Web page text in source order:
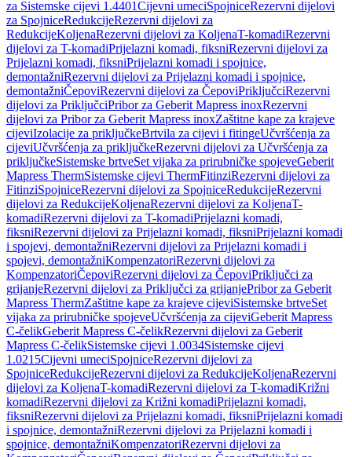
za Sistemske cijevi 1.4401Cijevni umeciSpojniceRezervni dijelovi
za SpojniceRedukcijeRezervni dijelovi za
RedukcijeKoljenaRezervni dijelovi za KoljenaT-komadiRezervni
dijelovi za T-komadiPrijelazni komadi, fiksniRezervni dijelovi za
Prijelazni komadi, fiksniPrijelazni komadi i spojnice,
demontažniRezervni dijelovi za Prijelazni komadi i spojnice,
demontažniČepoviRezervni dijelovi za ČepoviPriključciRezervni
dijelovi za PriključciPribor za Geberit Mapress inoxRezervni
dijelovi za Pribor za Geberit Mapress inoxZaštitne kape za krajeve
cijeviIzolacije za priključkeBrtvila za cijevi i fitingeUčvršćenja za
cijeviUčvršćenja za priključkeRezervni dijelovi za Učvršćenja za
priključkeSistemske brtveSet vijaka za prirubničke spojeveGeberit
Mapress ThermSistemske cijevi ThermFitinziRezervni dijelovi za
FitinziSpojniceRezervni dijelovi za SpojniceRedukcijeRezervni
dijelovi za RedukcijeKoljenaRezervni dijelovi za KoljenaT-
komadiRezervni dijelovi za T-komadiPrijelazni komadi,
fiksniRezervni dijelovi za Prijelazni komadi, fiksniPrijelazni komadi
i spojevi, demontažniRezervni dijelovi za Prijelazni komadi i
spojevi, demontažniKompenzatoriRezervni dijelovi za
KompenzatoriČepoviRezervni dijelovi za ČepoviPriključci za
grijanjeRezervni dijelovi za Priključci za grijanjePribor za Geberit
Mapress ThermZaštitne kape za krajeve cijeviSistemske brtveSet
vijaka za prirubničke spojeveUčvršćenja za cijeviGeberit Mapress
C-čelikGeberit Mapress C-čelikRezervni dijelovi za Geberit
Mapress C-čelikSistemske cijevi 1.0034Sistemske cijevi
1.0215Cijevni umeciSpojniceRezervni dijelovi za
SpojniceRedukcijeRezervni dijelovi za RedukcijeKoljenaRezervni
dijelovi za KoljenaT-komadiRezervni dijelovi za T-komadiKrižni
komadiRezervni dijelovi za Križni komadiPrijelazni komadi,
fiksniRezervni dijelovi za Prijelazni komadi, fiksniPrijelazni komadi
i spojnice, demontažniRezervni dijelovi za Prijelazni komadi i
spojnice, demontažniKompenzatoriRezervni dijelovi za